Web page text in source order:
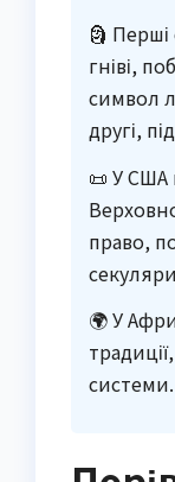
🗿
гніві,
символ
другі,
📜 У США
право,
🌍 У
системи.